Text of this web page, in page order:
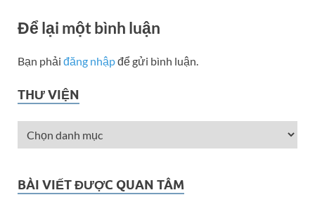
Để lại một bình luận
Bạn phải đăng nhậpđể gửi bình luận.
THƯ VIỆN
BÀI VIẾT ĐƯỢC QUAN TÂM